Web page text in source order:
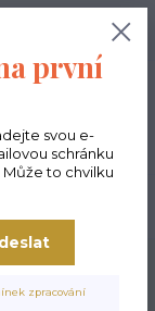
0,00 Kč
první
svou e-
schránku
Může to chvilku
zpracování